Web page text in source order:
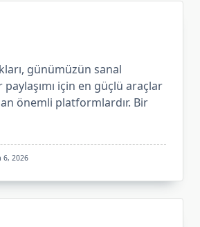
günümüzün sanal
için en güçlü araçlar
önemli platformlardır. Bir
6, 2026